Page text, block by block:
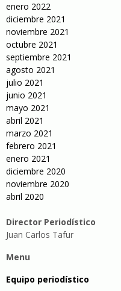
enero 2022
diciembre 2021
noviembre 2021
octubre 2021
septiembre 2021
agosto 2021
julio 2021
junio 2021
mayo 2021
abril 2021
marzo 2021
febrero 2021
enero 2021
diciembre 2020
noviembre 2020
abril 2020
Director Periodístico
Juan Carlos Tafur
Menu
Equipo periodístico